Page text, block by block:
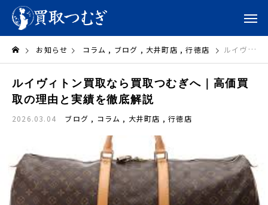
お知らせ コラム ブログ 大井町店 行徳店 ルイヴィトン買取なら買取つむぎへ｜高価買取の理由と実績を徹底解説
ルイヴィトン買取なら買取つむぎへ｜高価買
取の理由と実績を徹底解説
2026.03.04 ブログ コラム 大井町店 行徳店